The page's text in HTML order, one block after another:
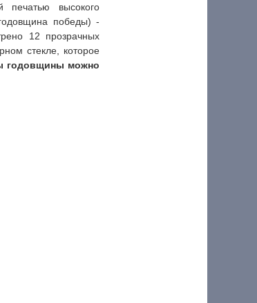
печатью высокого
победы) -
12 прозрачных
стекле, которое
годовщины можно